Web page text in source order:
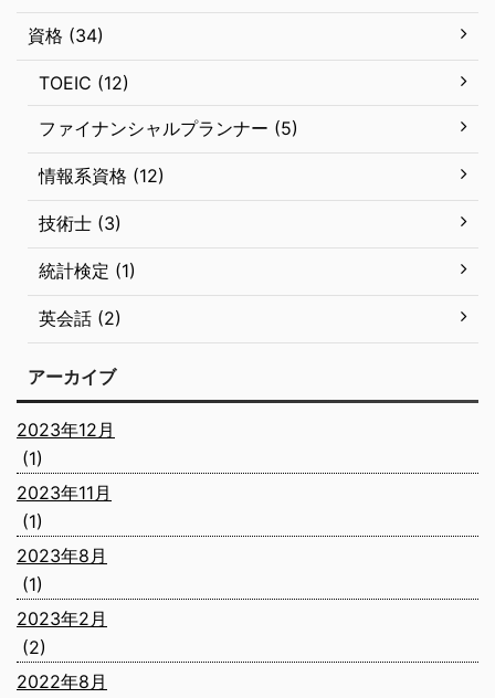
資格 (34)
TOEIC (12)
ファイナンシャルプランナー (5)
情報系資格 (12)
技術士 (3)
統計検定 (1)
英会話 (2)
アーカイブ
2023年12月
(1)
2023年11月
(1)
2023年8月
(1)
2023年2月
(2)
2022年8月